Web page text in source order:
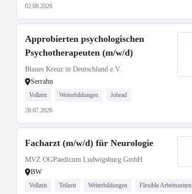
02.08.2026
Approbierten psychologischen
Psychotherapeuten (m/w/d)
Blaues Kreuz in Deutschland e.V.
Serrahn
Vollzeit Weiterbildungen Jobrad
28.07.2026
Facharzt (m/w/d) für Neurologie
MVZ OGPaedicum Ludwigsburg GmbH
BW
Vollzeit Teilzeit Weiterbildungen Flexible Arbeitszeiten